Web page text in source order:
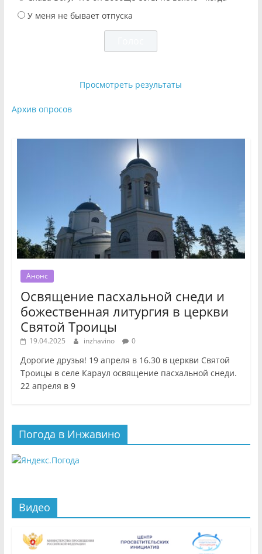
У меня не бывает отпуска
Просмотреть результаты
Архив опросов
Анонс
Освящение пасхальной снеди и
божественная литургия в церкви
Святой Троицы
19.04.2025 inzhavino 0
Дорогие друзья! 19 апреля в 16.30 в церкви Святой
Троицы в селе Караул освящение пасхальной снеди.
22 апреля в 9
Погода в Инжавино
Видео